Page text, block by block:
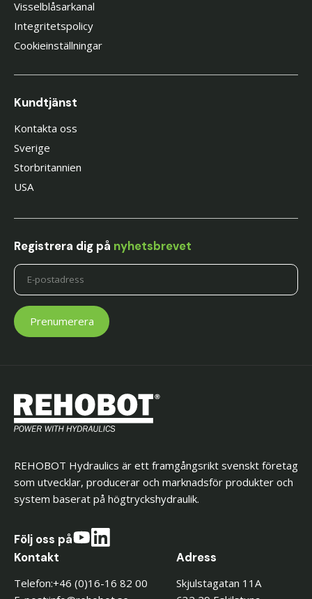
Visselblåsarkanal
Integritetspolicy
Cookieinställningar
Kundtjänst
Kontakta oss
Sverige
Storbritannien
USA
Registrera dig på nyhetsbrevet
REHOBOT Hydraulics är ett framgångsrikt svenskt företag
som utvecklar, producerar och marknadsför produkter och
system baserat på högtryckshydraulik.
Följ oss på
Kontakt
Telefon:+46 (0)16-16 82 00
Adress
Skjulstagatan 11A